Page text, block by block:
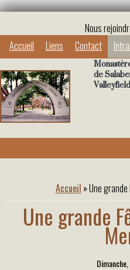
Nous
Accueil Liens Contact
de
Valleyfield
Vous êtes iciAccueil » Une
Une grande